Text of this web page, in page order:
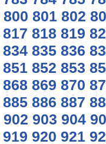
800 801 802
817 818 819
834 835 836
851 852 853
868 869 870
885 886 887
902 903 904
919 920 921